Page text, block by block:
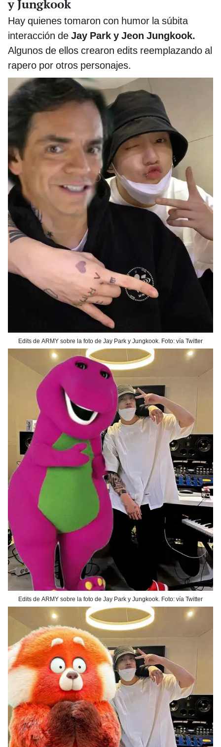
y Jungkook
Hay quienes tomaron con humor la súbita
interacción de Jay Park y Jeon Jungkook.
Algunos de ellos crearon edits reemplazando al
rapero por otros personajes.
Edits de ARMY sobre la foto de Jay Park y Jungkook. Foto: vía Twitter
Edits de ARMY sobre la foto de Jay Park y Jungkook. Foto: vía Twitter